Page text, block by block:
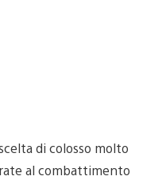
di colosso molto
al combattimento